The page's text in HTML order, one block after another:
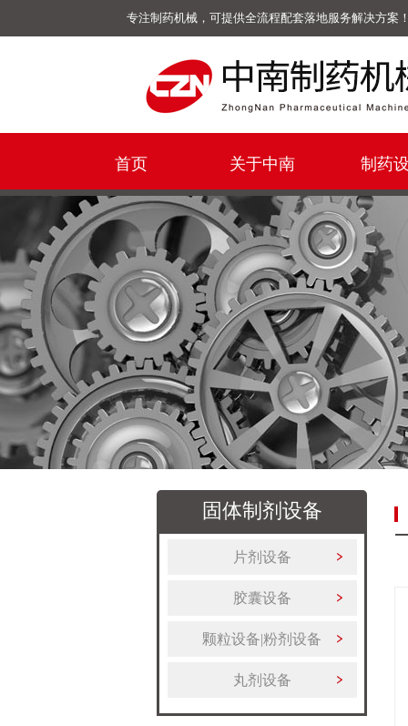
专注制药机械，可提供全流程配套落地服务解决方案！
首页 关于中南 制药
固体制剂设备
片剂设备
胶囊设备
颗粒设备|粉剂设备
丸剂设备